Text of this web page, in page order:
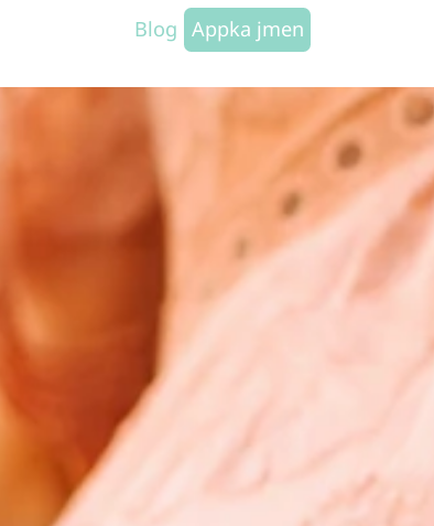
Blog Appka jmen